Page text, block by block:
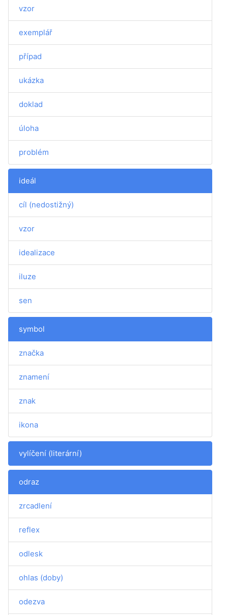
vzor
exemplář
případ
ukázka
doklad
úloha
problém
ideál
cíl (nedostižný)
vzor
idealizace
iluze
sen
symbol
značka
znamení
znak
ikona
vylíčení (literární)
odraz
zrcadlení
reflex
odlesk
ohlas (doby)
odezva